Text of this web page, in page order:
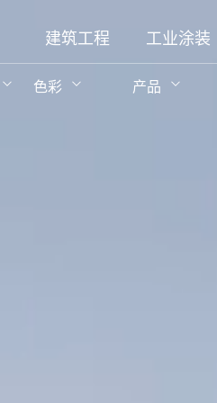
色彩 产品
建筑工程 工业涂装